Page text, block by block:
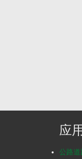
应
公路